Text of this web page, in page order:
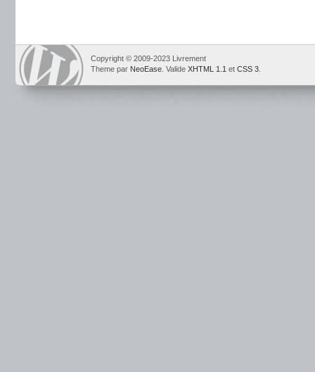
Copyright © 2009-2023 Livrement
Theme par NeoEase . Valide XHTML 1.1 et CSS 3